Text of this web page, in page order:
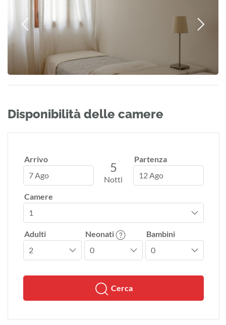
Disponibilità delle camere
Arrivo
7 Ago
5
Notti
Partenza
12 Ago
Camere
Adulti Neonati Bambini
Cerca